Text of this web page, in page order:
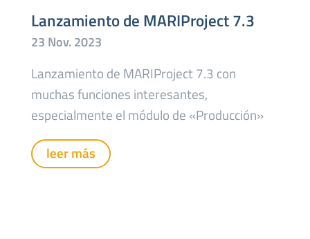
Lanzamiento de MARIProject 7.3
Lanzamiento de MARIProject 7.3 con
muchas funciones interesantes,
especialmente el módulo de «Producción»
leer más